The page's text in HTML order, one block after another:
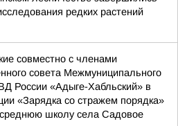
редких растений
совместно с членами
совета Межмуниципального
России «Адыге-Хабльский» в
«Зарядка со стражем порядка»
школу села Садовое